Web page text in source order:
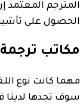
المترجم المعتمد
الحصول على
مكاتب
مهما كانت نوع
سوف تجدها لدينا